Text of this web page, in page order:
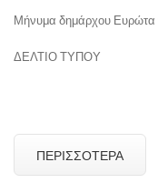
Μήνυμα δημάρχου Ευρώτα
ΔΕΛΤΙΟ ΤΥΠΟΥ
Σκάλα, 8
ΠΕΡΙΣΣΌΤΕΡΑ